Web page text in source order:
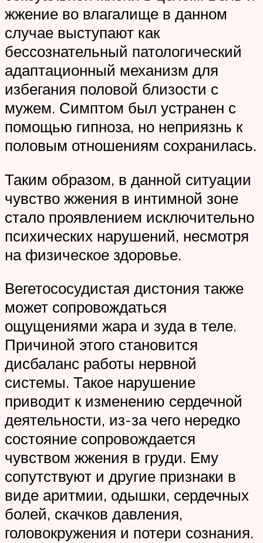
жжение во влагалище в данном
случае выступают как
бессознательный патологический
адаптационный механизм для
избегания половой близости с
мужем. Симптом был устранен с
помощью гипноза, но неприязнь к
половым отношениям сохранилась.
Таким образом, в данной ситуации
чувство жжения в интимной зоне
стало проявлением исключительно
психических нарушений, несмотря
на физическое здоровье.
Вегетососудистая дистония также
может сопровождаться
ощущениями жара и зуда в теле.
Причиной этого становится
дисбаланс работы нервной
системы. Такое нарушение
приводит к изменению сердечной
деятельности, из-за чего нередко
состояние сопровождается
чувством жжения в груди. Ему
сопутствуют и другие признаки в
виде аритмии, одышки, сердечных
болей, скачков давления,
головокружения и потери сознания.